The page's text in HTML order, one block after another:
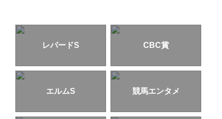
レパードS CBC賞
エルムS 競馬エンタメ